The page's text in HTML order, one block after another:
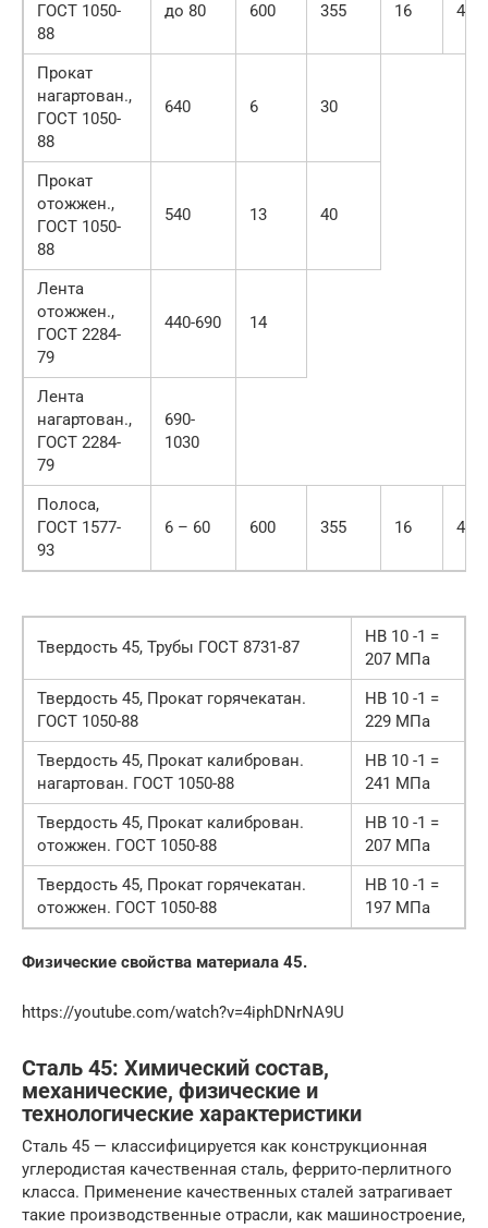
ГОСТ 1050-
88
до 80 600 355 16 40
Прокат
нагартован.,
ГОСТ 1050-
88
640 6 30
Прокат
отожжен.,
ГОСТ 1050-
88
540 13 40
Лента
отожжен.,
ГОСТ 2284-
79
440-690 14
Лента
нагартован.,
ГОСТ 2284-
79
690-
1030
Полоса,
ГОСТ 1577-
93
6 – 60 600 355 16 40
Твердость 45, Трубы ГОСТ 8731-87
HB 10 -1 =
207 МПа
Твердость 45, Прокат горячекатан.
ГОСТ 1050-88
HB 10 -1 =
229 МПа
Твердость 45, Прокат калиброван.
нагартован. ГОСТ 1050-88
HB 10 -1 =
241 МПа
Твердость 45, Прокат калиброван.
отожжен. ГОСТ 1050-88
HB 10 -1 =
207 МПа
Твердость 45, Прокат горячекатан.
отожжен. ГОСТ 1050-88
HB 10 -1 =
197 МПа
Физические свойства материала 45.
https://youtube.com/watch?v=4iphDNrNA9U
Сталь 45: Химический состав,
механические, физические и
технологические характеристики
Сталь 45 — классифицируется как конструкционная
углеродистая качественная сталь, феррито-перлитного
класса. Применение качественных сталей затрагивает
такие производственные отрасли, как машиностроение,